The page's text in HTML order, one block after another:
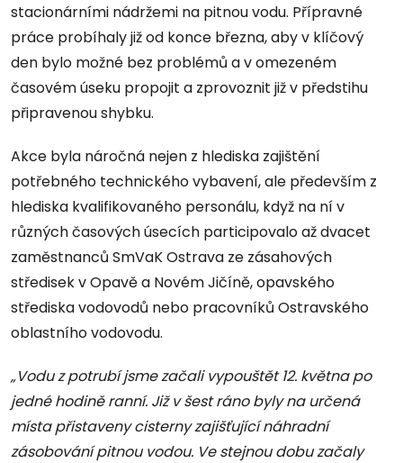
stacionárními nádržemi na pitnou vodu. Přípravné
práce probíhaly již od konce března, aby v klíčový
den bylo možné bez problémů a v omezeném
časovém úseku propojit a zprovoznit již v předstihu
připravenou shybku.
Akce byla náročná nejen z hlediska zajištění
potřebného technického vybavení, ale především z
hlediska kvalifikovaného personálu, když na ní v
různých časových úsecích participovalo až dvacet
zaměstnanců SmVaK Ostrava ze zásahových
středisek v Opavě a Novém Jičíně, opavského
střediska vodovodů nebo pracovníků Ostravského
oblastního vodovodu.
„Vodu z potrubí jsme začali vypouštět 12. května po
jedné hodině ranní. Již v šest ráno byly na určená
místa přistaveny cisterny zajišťující náhradní
zásobování pitnou vodou. Ve stejnou dobu začaly